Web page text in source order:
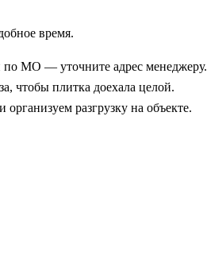
время.
по МО — уточните адрес менеджеру.
чтобы плитка доехала целой.
разгрузку на объекте.